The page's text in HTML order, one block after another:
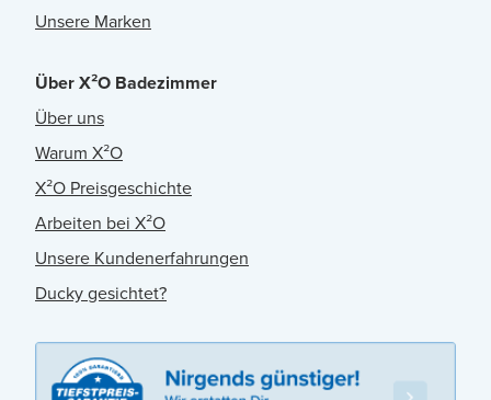
Unsere Marken
Über X²O Badezimmer
Über uns
Warum X²O
X²O Preisgeschichte
Arbeiten bei X²O
Unsere Kundenerfahrungen
Ducky gesichtet?